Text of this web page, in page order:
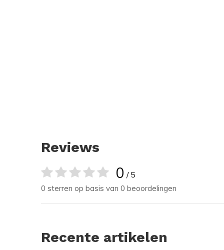
Reviews
0 / 5
0 sterren op basis van 0 beoordelingen
Recente artikelen